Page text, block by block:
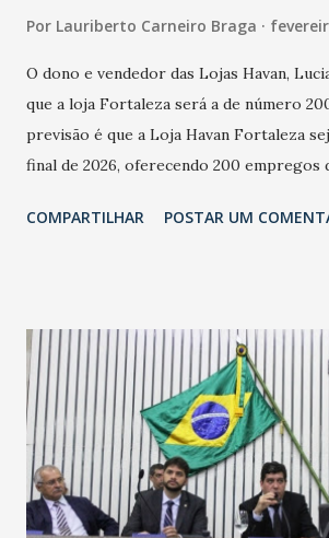
Por Lauriberto Carneiro Braga
O dono e vendedor das Lojas Havan,
que a loja Fortaleza será a de número
previsão é que a Loja Havan Fortaleza
final de 2026, oferecendo 200 empregos
Havan Fortaleza ainda não foi anunciada
COMPARTILHAR POSTAR UM